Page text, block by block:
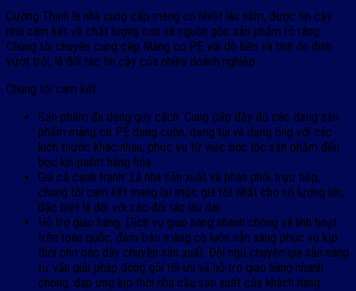
Cường Thịnh là nhà cung cấp màng co nhiệt lâu năm, được tin cậy
nhờ cam kết về chất lượng cao và nguồn gốc sản phẩm rõ ràng.
Chúng tôi chuyên cung cấp Màng co PE với độ bền và tính ổn định
vượt trội, là đối tác tin cậy của nhiều doanh nghiệp.
Chúng tôi cam kết:
Sản phẩm đa dạng quy cách: Cung cấp đầy đủ các dạng sản
phẩm màng co PE dạng cuộn, dạng túi và dạng ống với các
kích thước khác nhau, phục vụ từ việc bọc lốc sản phẩm đến
bọc kín pallet hàng hóa.
Giá cả cạnh tranh: Là nhà sản xuất và phân phối trực tiếp,
chúng tôi cam kết mang lại mức giá tốt nhất cho số lượng lớn,
đặc biệt là đối với các đối tác lâu dài.
Hỗ trợ giao hàng: Dịch vụ giao hàng nhanh chóng và linh hoạt
trên toàn quốc, đảm bảo màng co luôn sẵn sàng phục vụ kịp
thời cho các dây chuyền sản xuất. Đội ngũ chuyên gia sẵn sàng
tư vấn giải pháp đóng gói tối ưu và hỗ trợ giao hàng nhanh
chóng, đáp ứng kịp thời nhu cầu sản xuất của khách hàng.